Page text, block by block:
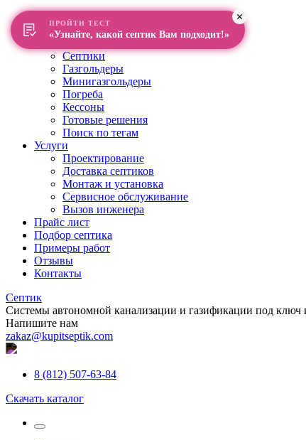
Главная
О компании
Септики
Газгольдеры
Минигазгольдеры
Погреба
Кессоны
Готовые решения
Поиск по тегам
Услуги
Проектирование
Доставка септиков
Монтаж и установка
Сервисное обслуживание
Вызов инженера
Прайс лист
Подбор септика
Примеры работ
Отзывы
Контакты
Септик
Системы автономной канализации и газификации под ключ
Напишите нам
zakaz@kupitseptik.com
8 (812) 507-63-84
Скачать каталог
ПРОЙТИ ТЕСТ
«Узнайте, какой септик Вам подходит!»